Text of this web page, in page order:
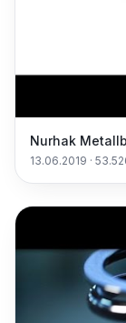
Nurhak
13.06.2019 ·